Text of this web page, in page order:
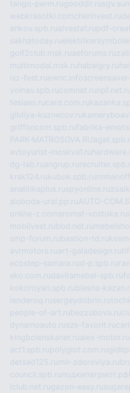
tango-perm.rugooddir.rusgv.su
webkrasotki.comcherinvest.ru
ankou.spb.rualvesta1.rupdf-
sakhatoday.ru
golf2club.msk.ruaeforums.ru
multimodal.msk.ru habaigry.ru
isz-fest.ruewnc.info
volnav.spb.rucomnat.ru
tesiaes.rucard.com.ru
gildiya-kuznecov.ru
griffoncom.spb.rufabrika-
PARK-MATROSOVA.RU
avtoyurist-moskva1.ru
dg-lab.ruangrup.ru
krsk124.rukubok.spb.ru
analitikaplus.ruspyonline.ru
sloboda-ural.pp.ruAUTO-
online-z.comaromat-vostoka.ru
mobilvest.rubbd.net.ru
smp-forum.rubastion-td.ru
avrmotors.ruart-galadesign.ru
ecostep-samara.rud-p.spb.ru
sko.com.rudavitamebel-spb.ru
kokoroyari.spb.rublesna-
lenderoq.rusergeydobrin.ru
people-of-art.rubezzubova.ru
dynamoauto.ruszk-favorit.ru
kingbolenskaner.rualex-motor.ru
act1.spb.rupolyglot.com.ru
detsad125.ru mir-zdoroviya.ru
council.spb.ruлодкипатриот.рф
iclub.net.rugazon-easy.ru